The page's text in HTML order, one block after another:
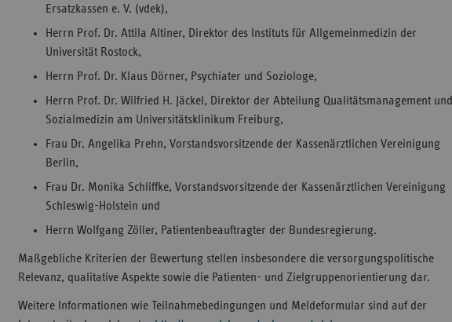
Ersatzkassen e. V. (vdek),
Herrn Prof. Dr. Attila Altiner, Direktor des Instituts für Allgemeinmedizin der
Universität Rostock,
Herrn Prof. Dr. Klaus Dörner, Psychiater und Soziologe,
Herrn Prof. Dr. Wilfried H. Jäckel, Direktor der Abteilung Qualitätsmanagement und
Sozialmedizin am Universitätsklinikum Freiburg,
Frau Dr. Angelika Prehn, Vorstandsvorsitzende der Kassenärztlichen Vereinigung
Berlin,
Frau Dr. Monika Schliffke, Vorstandsvorsitzende der Kassenärztlichen Vereinigung
Schleswig-Holstein und
Herrn Wolfgang Zöller, Patientenbeauftragter der Bundesregierung.
Maßgebliche Kriterien der Bewertung stellen insbesondere die versorgungspolitische
Relevanz, qualitative Aspekte sowie die Patienten- und Zielgruppenorientierung dar.
Weitere Informationen wie Teilnahmebedingungen und Meldeformular sind auf der